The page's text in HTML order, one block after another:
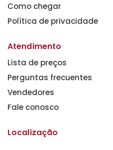
Como chegar
Política de privacidade
Atendimento
Lista de preços
Perguntas frecuentes
Vendedores
Fale conosco
Localização